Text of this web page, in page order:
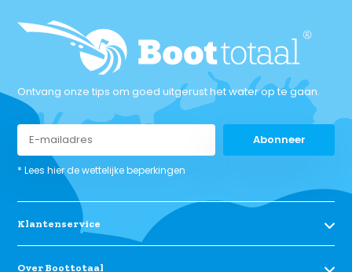
Ontvang onze tips om goed uitgerust het water op te gaan.
Abonneer
* Lees hier de wettelijke beperkingen
Klantenservice
Over Boottotaal